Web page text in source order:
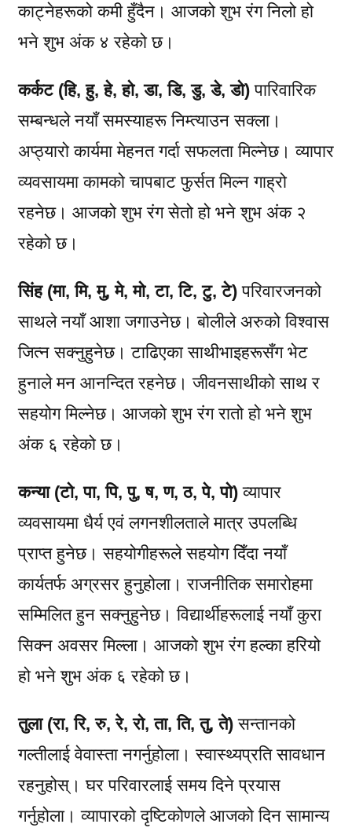
काट्नेहरूको कमी हुँदैन। आजको शुभ रंग निलो हो
भने शुभ अंक ४ रहेको छ।
कर्कट (हि, हु, हे, हो, डा, डि, डु, डे, डो) पारिवारिक
सम्बन्धले नयाँ समस्याहरू निम्त्याउन सक्ला।
अप्ठ्यारो कार्यमा मेहनत गर्दा सफलता मिल्नेछ। व्यापार
व्यवसायमा कामको चापबाट फुर्सत मिल्न गाह्रो
रहनेछ। आजको शुभ रंग सेतो हो भने शुभ अंक २
रहेको छ।
सिंह (मा, मि, मु, मे, मो, टा, टि, टु, टे) परिवारजनको
साथले नयाँ आशा जगाउनेछ। बोलीले अरुको विश्वास
जित्न सक्नुहुनेछ। टाढिएका साथीभाइहरूसँग भेट
हुनाले मन आनन्दित रहनेछ। जीवनसाथीको साथ र
सहयोग मिल्नेछ। आजको शुभ रंग रातो हो भने शुभ
अंक ६ रहेको छ।
कन्या (टो, पा, पि, पु, ष, ण, ठ, पे, पो) व्यापार
व्यवसायमा धैर्य एवं लगनशीलताले मात्र उपलब्धि
प्राप्त हुनेछ। सहयोगीहरूले सहयोग दिँदा नयाँ
कार्यतर्फ अग्रसर हुनुहोला। राजनीतिक समारोहमा
सम्मिलित हुन सक्नुहुनेछ। विद्यार्थीहरूलाई नयाँ कुरा
सिक्न अवसर मिल्ला। आजको शुभ रंग हल्का हरियो
हो भने शुभ अंक ६ रहेको छ।
तुला (रा, रि, रु, रे, रो, ता, ति, तु, ते) सन्तानको
गल्तीलाई वेवास्ता नगर्नुहोला। स्वास्थ्यप्रति सावधान
रहनुहोस्। घर परिवारलाई समय दिने प्रयास
गर्नुहोला। व्यापारको दृष्टिकोणले आजको दिन सामान्य